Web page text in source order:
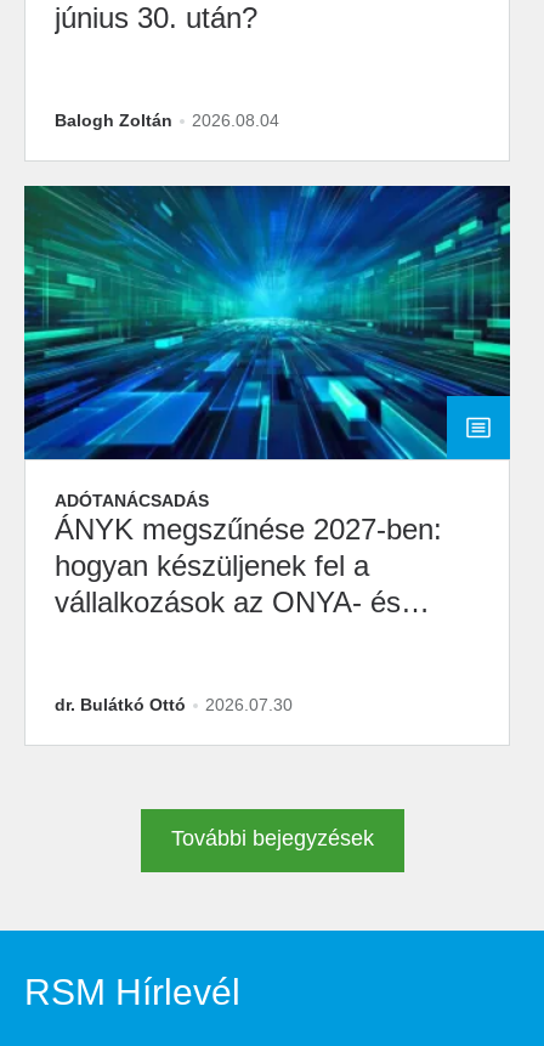
június 30. után?
Balogh Zoltán 2026.08.04
ADÓTANÁCSADÁS
ÁNYK megszűnése 2027-ben:
hogyan készüljenek fel a
vállalkozások az ONYA- és
dr. Bulátkó Ottó 2026.07.30
További bejegyzések
RSM Hírlevél